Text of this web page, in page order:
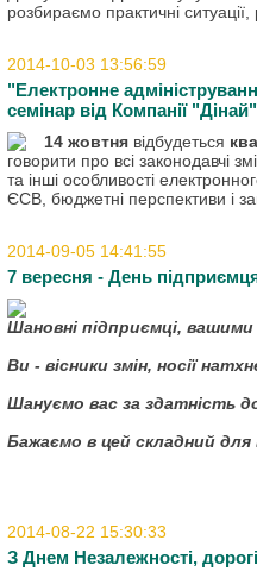
розбираємо практичні ситуації
2014-10-03 13:56:59
"Електронне
семінар від Компанії "Дінай"
14 жовтня відбудеться
говорити про всі законодавчі
та інші особливості
ЄСВ, бюджетні перспективи і
2014-09-05 14:41:55
7 вересня - День
Шановні підприємці,
Ви - вісники змін, носії
Шануємо вас за здатність
Бажаємо в цей складний для
2014-08-22 15:30:33
З Днем Незалежності,